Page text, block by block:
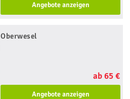
Angebote anzeigen
Oberwesel
ab 65 €
Angebote anzeigen